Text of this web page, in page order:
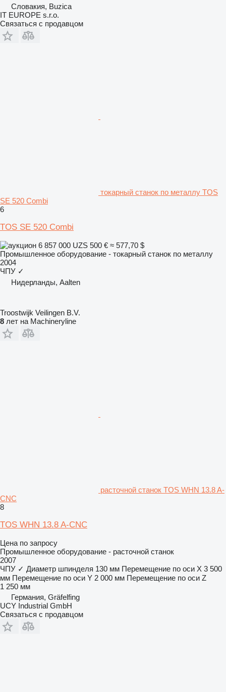
Словакия, Buzica
IT EUROPE s.r.o.
Связаться с продавцом
токарный станок по металлу TOS
SE 520 Combi
6
TOS SE 520 Combi
6 857 000 UZS 500 € ≈ 577,70 $
Промышленное оборудование - токарный станок по металлу
2004
ЧПУ ✓
Нидерланды, Aalten
Troostwijk Veilingen B.V.
8 лет на Machineryline
расточной станок TOS WHN 13.8 A-
CNC
8
TOS WHN 13.8 A-CNC
Цена по запросу
Промышленное оборудование - расточной станок
2007
ЧПУ ✓ Диаметр шпинделя 130 мм Перемещение по оси X 3 500
мм Перемещение по оси Y 2 000 мм Перемещение по оси Z
1 250 мм
Германия, Gräfelfing
UCY Industrial GmbH
Связаться с продавцом